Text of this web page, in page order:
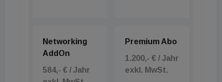
Networking
AddOn
584,- € / Jahr
Premium Abo
1.200,- € / Jahr
exkl. MwSt.